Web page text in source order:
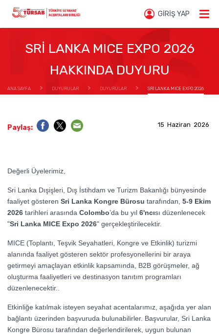
GİRİŞ YAP
SRİ LANKA MICE EXPO 2026
HAKKINDA DUYURU
ANA SAYFA DUYURULAR DUYURULAR SRİ LANKA MICE EXPO 2026
15 Haziran 2026
Paylaş:
Değerli Üyelerimiz,
Sri Lanka Dışişleri, Dış İstihdam ve Turizm Bakanlığı bünyesinde
faaliyet gösteren Sri Lanka Kongre Bürosu tarafından, 5-9 Ekim
2026 tarihleri arasında Colombo’da bu yıl 6'ncısı düzenlenecek
"Sri Lanka MICE Expo 2026" gerçekleştirilecektir.
MICE (Toplantı, Teşvik Seyahatleri, Kongre ve Etkinlik) turizmi
alanında faaliyet gösteren sektör profesyonellerini bir araya
getirmeyi amaçlayan etkinlik kapsamında, B2B görüşmeler, ağ
oluşturma faaliyetleri ve destinasyon tanıtım programları
düzenlenecektir..
Etkinliğe katılmak isteyen seyahat acentalarımız, aşağıda yer alan
bağlantı üzerinden başvuruda bulunabilirler. Başvurular, Sri Lanka
Kongre Bürosu tarafından değerlendirilerek, uygun bulunan